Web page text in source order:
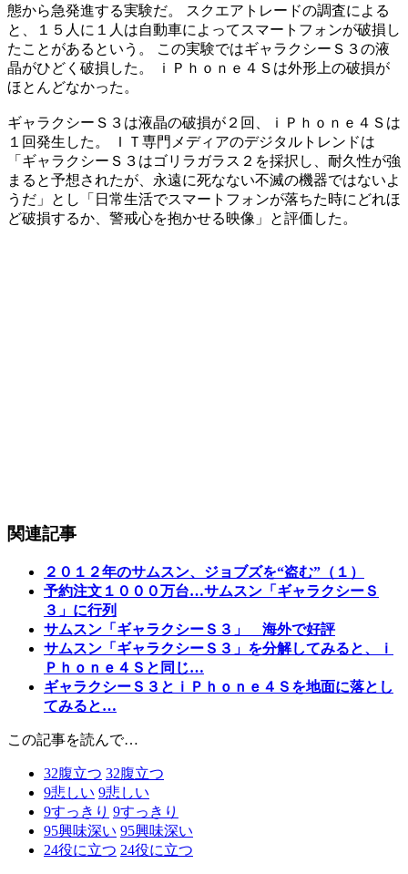
態から急発進する実験だ。 スクエアトレードの調査による
と、１５人に１人は自動車によってスマートフォンが破損し
たことがあるという。 この実験ではギャラクシーＳ３の液
晶がひどく破損した。 ｉＰｈｏｎｅ４Ｓは外形上の破損が
ほとんどなかった。
ギャラクシーＳ３は液晶の破損が２回、ｉＰｈｏｎｅ４Ｓは
１回発生した。 ＩＴ専門メディアのデジタルトレンドは
「ギャラクシーＳ３はゴリラガラス２を採択し、耐久性が強
まると予想されたが、永遠に死なない不滅の機器ではないよ
うだ」とし「日常生活でスマートフォンが落ちた時にどれほ
ど破損するか、警戒心を抱かせる映像」と評価した。
関連記事
２０１２年のサムスン、ジョブズを“盗む”（１）
予約注文１０００万台…サムスン「ギャラクシーＳ
３」に行列
サムスン「ギャラクシーＳ３」 海外で好評
サムスン「ギャラクシーＳ３」を分解してみると、ｉ
Ｐｈｏｎｅ４Ｓと同じ…
ギャラクシーＳ３とｉＰｈｏｎｅ４Ｓを地面に落とし
てみると…
この記事を読んで…
32腹立つ 32腹立つ
9悲しい 9悲しい
9すっきり 9すっきり
95興味深い 95興味深い
24役に立つ 24役に立つ